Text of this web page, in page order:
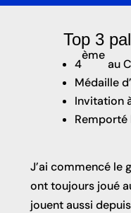
Top 3
4
ème
au
Médaille
Invitation
Remporté
J’ai commencé le
ont toujours joué
jouent aussi